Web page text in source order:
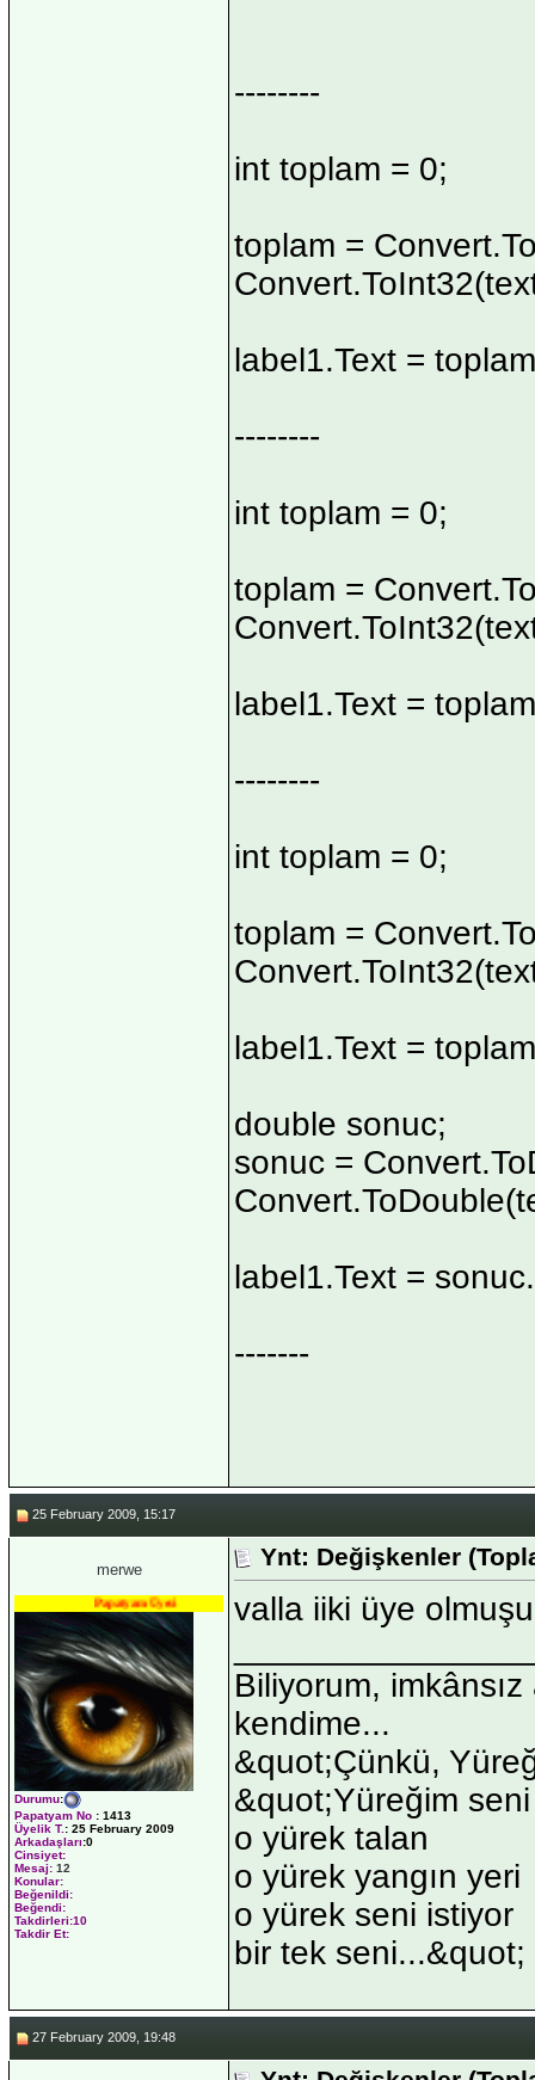
--------
int toplam = 0;
toplam =
label1.Text =
--------
int toplam = 0;
toplam =
label1.Text =
--------
int toplam = 0;
toplam =
label1.Text =
double sonuc;
sonuc =
label1.Text =
-------
25 February 2009, 15:17
merwe
Papatyam Üyesi
Durumu:
Papatyam No : 1413
Üyelik T.: 25 February 2009
Arkadaşları:0
Cinsiyet:
Mesaj: 12
Konular:
Beğenildi:
Beğendi:
Takdirleri:10
Takdir Et:
Ynt: Değişkenler
valla iiki üye
Biliyorum,
kendime...
&quot;Çünkü,
&quot;Yüreğim
o yürek talan
o yürek yangın yeri
o yürek seni istiyor
bir tek seni...&quot;
27 February 2009, 19:48